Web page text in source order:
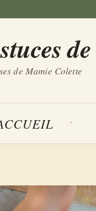
de Mamie Colette